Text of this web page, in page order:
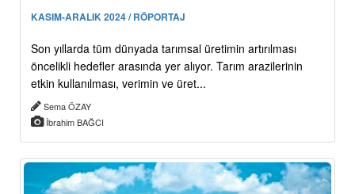
KASIM-ARALIK 2024 / RÖPORTAJ
Son yıllarda tüm dünyada tarımsal üretimin artırılması
öncelikli hedefler arasında yer alıyor. Tarım arazilerinin
etkin kullanılması, verimin ve üret...
Sema ÖZAY
İbrahim BAĞCI